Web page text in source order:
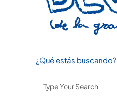
¿Qué estás buscando?
for: